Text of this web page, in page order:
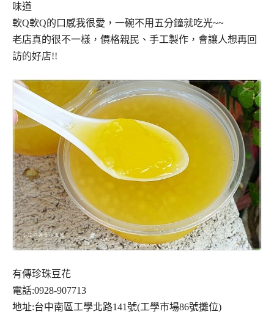
味道
軟Q軟Q的口感我很愛，一碗不用五分鐘就吃光~~
老店真的很不一樣，價格親民、手工製作，會讓人想再回
訪的好店!!
有傳珍珠豆花
電話:0928-907713
地址:台中南區工學北路141號(工學市場86號攤位)